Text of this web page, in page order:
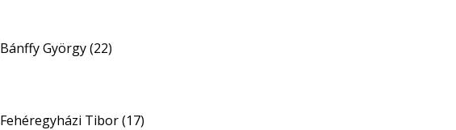
Bánffy György (22)
Fehéregyházi Tibor (17)